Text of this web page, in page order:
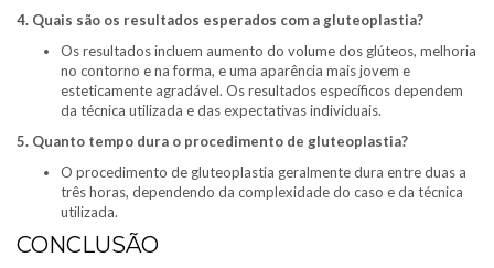
4. Quais são os resultados esperados com a gluteoplastia?
Os resultados incluem aumento do volume dos glúteos, melhoria
no contorno e na forma, e uma aparência mais jovem e
esteticamente agradável. Os resultados específicos dependem
da técnica utilizada e das expectativas individuais.
5. Quanto tempo dura o procedimento de gluteoplastia?
O procedimento de gluteoplastia geralmente dura entre duas a
três horas, dependendo da complexidade do caso e da técnica
utilizada.
CONCLUSÃO